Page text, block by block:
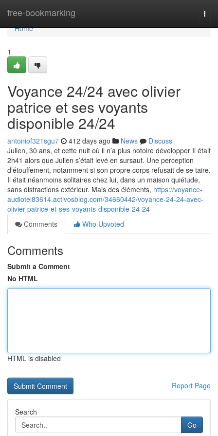
free-bookmarking
Home
Home
1
Voyance 24/24 avec olivier
patrice et ses voyants
disponible 24/24
antoniof321sgu7 412 days ago News
Discuss
Julien, 30 ans, et cette nuit où il n’a plus notoire développer Il était
2h41 alors que Julien s’était levé en sursaut. Une perception
d’étouffement, notamment si son propre corps refusait de se taire.
Il était néanmoins solitaires chez lui, dans un maison quiétude,
sans distractions extérieur. Mais des éléments, https://voyance-
audiotel83614.activosblog.com/34660442/voyance-24-24-avec-
olivier-patrice-et-ses-voyants-disponible-24-24
Comments
Who Upvoted
Comments
Submit a Comment
No HTML
HTML is disabled
Report Page
Search
Go